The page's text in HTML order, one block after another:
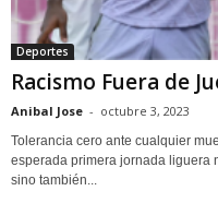
Deportes
Racismo Fuera de
Anibal Jose - octubre 3, 2023
Tolerancia cero ante cualquier
esperada primera jornada liguera
sino también...